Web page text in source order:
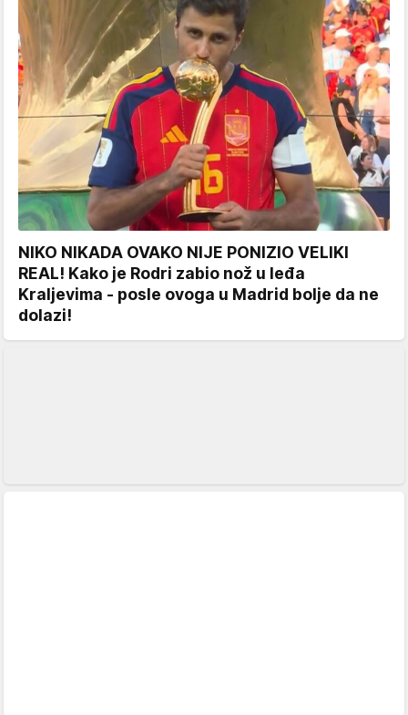
NIKO NIKADA OVAKO NIJE PONIZIO VELIKI
REAL! Kako je Rodri zabio nož u leđa
Kraljevima - posle ovoga u Madrid bolje da ne
dolazi!